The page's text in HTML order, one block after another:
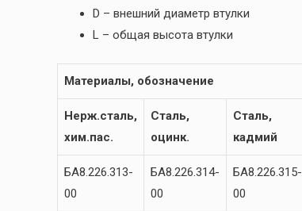
D – внешний диаметр втулки
L – общая высота втулки
Материалы, обозначение
Нерж.сталь,
хим.пас.
Сталь,
оцинк.
Сталь,
кадмий
БА8.226.313-
00
БА8.226.314-
00
БА8.226.315-
00